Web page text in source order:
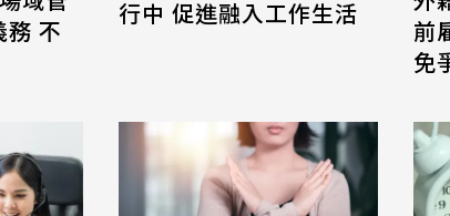
務 不
行中 促進融入工作生活
前
免